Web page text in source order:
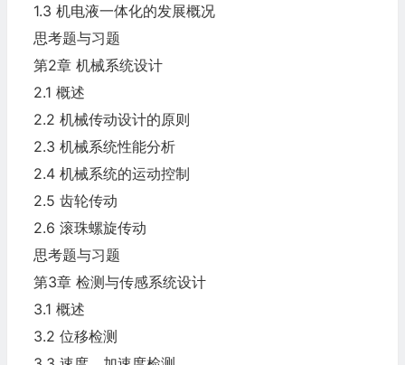
1.3 机电液一体化的发展概况
思考题与习题
第2章 机械系统设计
2.1 概述
2.2 机械传动设计的原则
2.3 机械系统性能分析
2.4 机械系统的运动控制
2.5 齿轮传动
2.6 滚珠螺旋传动
思考题与习题
第3章 检测与传感系统设计
3.1 概述
3.2 位移检测